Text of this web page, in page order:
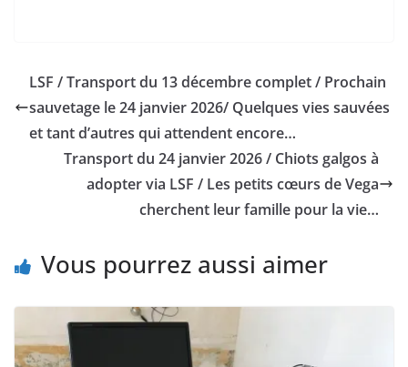
LSF / Transport du 13 décembre complet / Prochain
sauvetage le 24 janvier 2026/ Quelques vies sauvées
et tant d’autres qui attendent encore…
Transport du 24 janvier 2026 / Chiots galgos à
adopter via LSF / Les petits cœurs de Vega
cherchent leur famille pour la vie…
Vous pourrez aussi aimer